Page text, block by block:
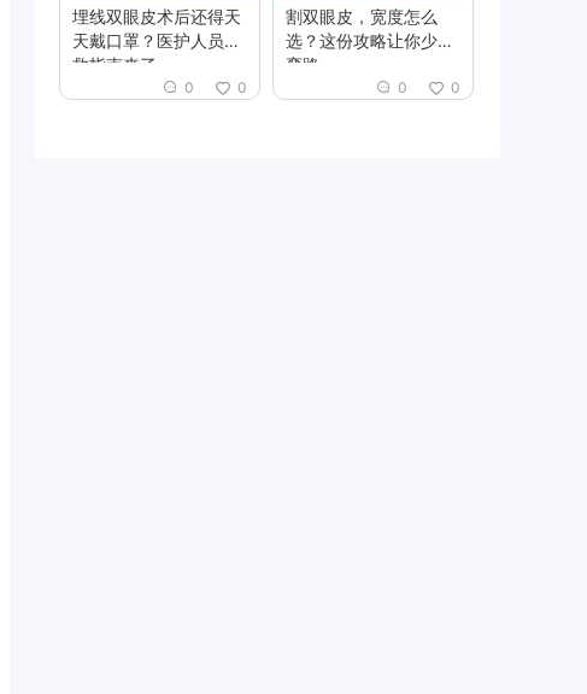
埋线双眼皮术后还得天
天戴口罩？医护人员自
救指南来了
0 0
割双眼皮，宽度怎么
选？这份攻略让你少走
弯路
0 0